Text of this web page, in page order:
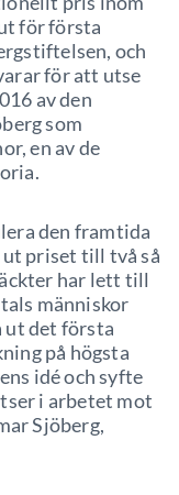
för första
och
för att utse
av den
som
en av de
den framtida
priset till två så
har lett till
människor
ut det första
på högsta
idé och syfte
i arbetet mot
Sjöberg,